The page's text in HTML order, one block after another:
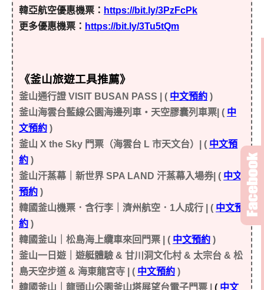
韓亞航空優惠機票： https://bit.ly/3PzFcPk
更多優惠機票： https://bit.ly/3Tu5tQm
《釜山旅遊工具推薦》
釜山通行證 VISIT BUSAN PASS | ( 中文預約 )
釜山海雲台藍線公園海邊列車・天空膠囊列車票| ( 中
文預約 )
釜山 X the Sky 門票（海雲台 L 市天文台）| ( 中文預
約 )
釜山汗蒸幕｜新世界 SPA LAND 汗蒸幕入場券| ( 中文
預約 )
韓國釜山機票．含行李｜濟州航空．1人成行 | ( 中文預
約 )
韓國釜山｜松島海上纜車來回門票 | ( 中文預約 )
釜山一日遊｜遊艇體驗 & 甘川洞文化村 & 太宗台 & 松
島天空步道 & 海東龍宮寺 | ( 中文預約 )
韓國釜山｜龍頭山公園釜山塔展望台電子門票 |
( 中文